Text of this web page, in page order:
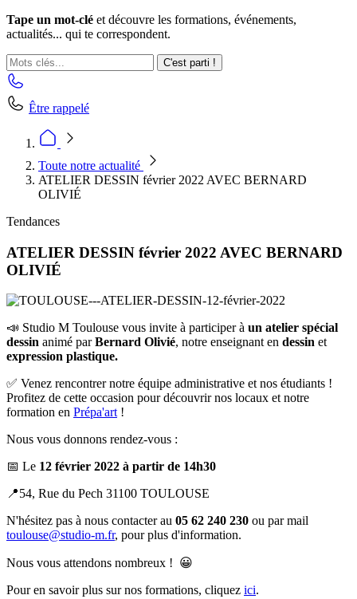
Tape un mot-clé et découvre les formations, événements,
actualités... qui te correspondent.
C'est parti !
Être rappelé
Toute notre actualité
ATELIER DESSIN février 2022 AVEC BERNARD
OLIVIÉ
Tendances
ATELIER DESSIN février 2022 AVEC BERNARD
OLIVIÉ
📣 Studio M Toulouse vous invite à participer à un atelier spécial
dessin animé parBernard Olivié, notre enseignant en dessin et
expression plastique.
✅ Venez rencontrer notre équipe administrative et nos étudiants !
Profitez de cette occasion pour découvrir nos locaux et notre
formation en Prépa'art!
Nous vous donnons rendez-vous :
📅 Le 12 février 2022 à partir de 14h30
📍54, Rue du Pech 31100 TOULOUSE
N'hésitez pas à nous contacter au 05 62 240 230 ou par mail
toulouse@studio-m.fr, pour plus d'information.
Nous vous attendons nombreux ! 😀
Pour en savoir plus sur nos formations, cliquez ici.